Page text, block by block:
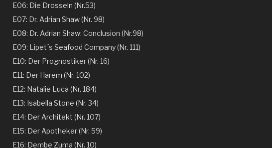
E06: Die Drosseln (Nr.53)
E07: Dr. Adrian Shaw (Nr. 98)
E08: Dr. Adrian Shaw: Conclusion (Nr.98)
E09: Lipet´s Seafood Company (Nr. 111)
E10: Der Prognostiker (Nr. 16)
E11: Der Harem (Nr. 102)
E12: Natalie Luca (Nr. 184)
E13: Isabella Stone (Nr. 34)
E14: Der Architekt (Nr. 107)
E15: Der Apotheker (Nr. 59)
E16: Dembe Zuma (Nr. 10)